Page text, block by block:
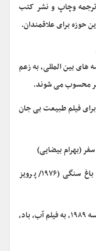
ترجمه وچاپ و نشر کتب
حوزه برای علاقمندان.
های بین المللی، به زعم
محسوب می شوند.
برای فیلم طبیعت بی جان
(بهرام بیضایی)
-جایزه خرس نقره‌ای جشنواره فیلم برلین برای فیلم باغ سنگی (۱۹۷۶/ پرویز
-جایزه بزرگ بهترین فیلم جشنواره سه قاره نانت، فرانسه ۱۹۸۹، به فیلم آب، باد،